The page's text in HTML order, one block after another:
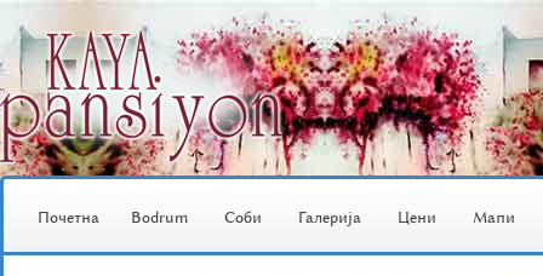
Почетна Bodrum Соби Галерија Цени Мапи